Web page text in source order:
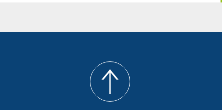
möchte eine professionelle Zahnreinigung